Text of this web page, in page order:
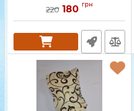
220 180 грн